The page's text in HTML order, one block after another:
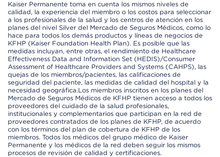
Kaiser Permanente toma en cuenta los mismos niveles de
calidad, la experiencia del miembro o los costos para seleccionar
a los profesionales de la salud y los centros de atención en los
planes del nivel Silver del Mercado de Seguros Médicos, como lo
hace para todos los demás productos y líneas de negocios de
KFHP (Kaiser Foundation Health Plan). Es posible que las
medidas incluyan, entre otras, el rendimiento de Healthcare
Effectiveness Data and Information Set (HEDIS)/Consumer
Assessment of Healthcare Providers and Systems (CAHPS), las
quejas de los miembros/pacientes, las calificaciones de
seguridad del paciente, las medidas de calidad del hospital y la
necesidad geográfica.Los miembros inscritos en los planes del
Mercado de Seguros Médicos de KFHP tienen acceso a todos los
proveedores del cuidado de la salud profesionales,
institucionales y complementarios que participan en la red de
proveedores contratados de los planes de KFHP, de acuerdo
con los términos del plan de cobertura de KFHP de los
miembros. Todos los médicos del grupo médico de Kaiser
Permanente y los médicos de la red deben seguir los mismos
procesos de revisión de calidad y certificaciones.